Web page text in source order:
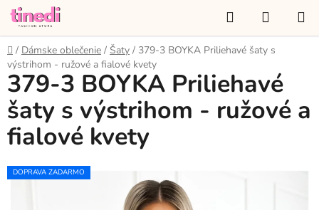
Prejsť
obsah
Hľadať
KOŠÍK
Domov
/ Dámske oblečenie / Šaty / 379-3 BOYKA Priliehavé šaty s
výstrihom - ružové a fialové kvety
379-3 BOYKA Priliehavé
šaty s výstrihom - ružové a
fialové kvety
DOPRAVA ZADARMO